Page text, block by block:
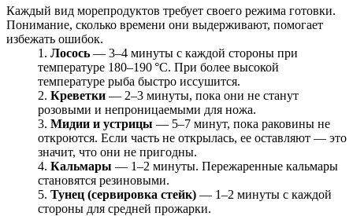
Каждый вид морепродуктов требует своего режима готовки.
Понимание, сколько времени они выдерживают, помогает
избежать ошибок.
Лосось — 3–4 минуты с каждой стороны при
температуре 180–190 °C. При более высокой
температуре рыба быстро иссушится.
Креветки — 2–3 минуты, пока они не станут
розовыми и непроницаемыми для ножа.
Мидии и устрицы — 5–7 минут, пока раковины не
откроются. Если часть не открылась, ее оставляют — это
значит, что они не пригодны.
Кальмары — 1–2 минуты. Пережаренные кальмары
становятся резиновыми.
Тунец (сервировка стейк) — 1–2 минуты с каждой
стороны для средней прожарки.